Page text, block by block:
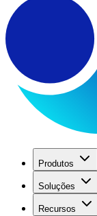
Produtos
Soluções
Recursos